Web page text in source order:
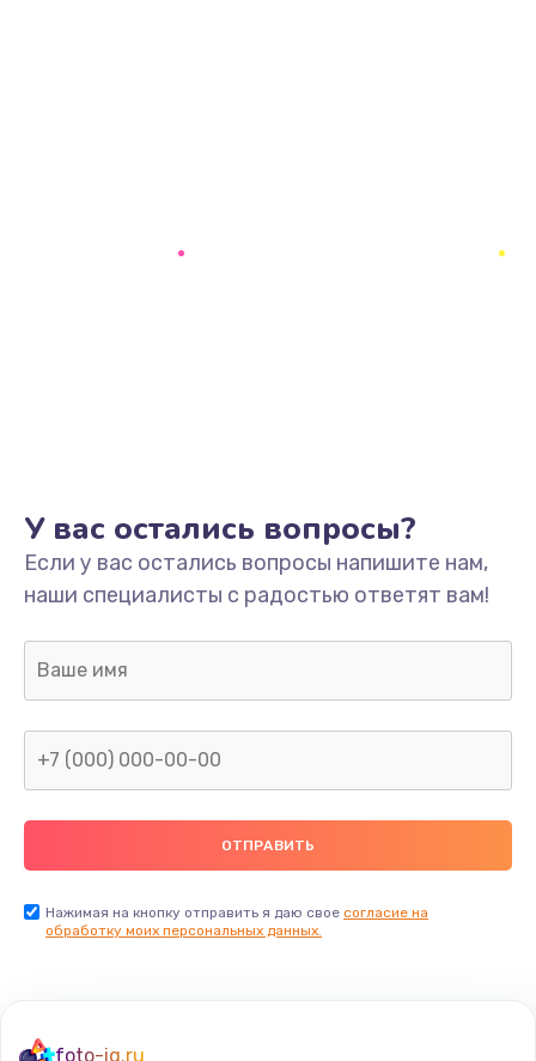
У вас остались вопросы?
Если у вас остались вопросы напишите нам,
наши специалисты с радостью ответят вам!
Нажимая на кнопку отправить я даю свое согласие на
обработку моих персональных данных.
foto-iq.ru